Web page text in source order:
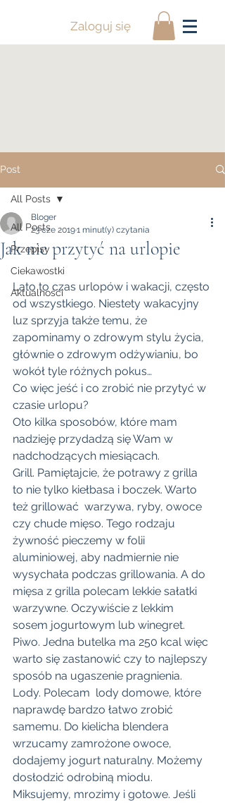
Zaloguj się
Post
All Posts
Przepisy
Ciekawostki
Aktualności
All Posts
Jak nie przytyć na urlopie
Bloger
23 cze 20191 minut(y) czytania
Lato to czas urlopów i wakacji, często
od wszystkiego. Niestety wakacyjny
luz sprzyja także temu, że
zapominamy o zdrowym stylu życia,
głównie o zdrowym odżywianiu, bo
wokół tyle różnych pokus…
Co więc jeść i co zrobić nie przytyć w
czasie urlopu?
Oto kilka sposobów, które mam
nadzieję przydadzą się Wam w
nadchodzących miesiącach.
Grill. Pamiętajcie, że potrawy z grilla
to nie tylko kiełbasa i boczek. Warto
też grillować  warzywa, ryby, owoce
czy chude mięso. Tego rodzaju
żywność pieczemy w folii
aluminiowej, aby nadmiernie nie
wysychała podczas grillowania. A do
mięsa z grilla polecam lekkie sałatki
warzywne. Oczywiście z lekkim
sosem jogurtowym lub winegret.
Piwo. Jedna butelka ma 250 kcal więc
warto się zastanowić czy to najlepszy
sposób na ugaszenie pragnienia.
Lody. Polecam  lody domowe, które
naprawdę bardzo łatwo zrobić
samemu. Do kielicha blendera
wrzucamy zamrożone owoce,
dodajemy jogurt naturalny. Możemy
dosłodzić odrobiną miodu.
Miksujemy, mrozimy i gotowe. Jeśli